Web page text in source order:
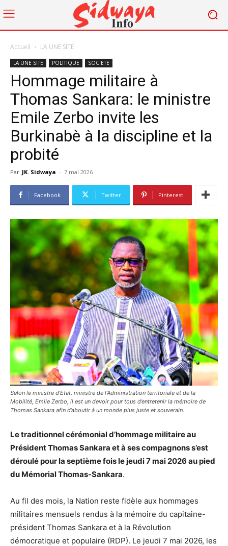
Accueil LA UNE SITE
LA UNE SITE POLITIQUE SOCIETE
Hommage militaire à
Thomas Sankara: le ministre
Emile Zerbo invite les
Burkinabè à la discipline et la
probité
Par JK. Sidwaya - 7 mai 2026
Facebook Twitter Pinterest
Selon le ministre d’Etat, ministre de l’Administration territoriale et de la
Mobilité, Emile Zerbo, il est un devoir pour tous d’entretenir la mémoire de
Thomas Sankara afin d’aboutir à un monde plus juste et souverain.
Le traditionnel cérémonial d’hommage militaire au
Président Thomas Sankara et à ses compagnons s’est
déroulé pour la septième fois le jeudi 7 mai 2026 au pied
du Mémorial Thomas-Sankara.
Au fil des mois, la Nation reste fidèle aux hommages
militaires mensuels rendus à la mémoire du capitaine-
président Thomas Sankara et à la Révolution
démocratique et populaire (RDP). Le jeudi 7 mai 2026, les